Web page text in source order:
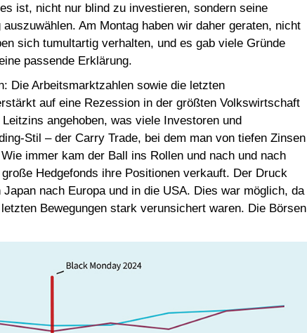
ist, nicht nur blind zu investieren, sondern seine
Am Montag haben wir daher geraten, nicht
sich tumultartig verhalten, und es gab viele Gründe
passende Erklärung.
Die Arbeitsmarktzahlen sowie die letzten
auf eine Rezession in der größten Volkswirtschaft
angehoben, was viele Investoren und
Stil – der Carry Trade, bei dem man von tiefen Zinsen
immer kam der Ball ins Rollen und nach und nach
Hedgefonds ihre Positionen verkauft. Der Druck
nach Europa und in die USA. Dies war möglich, da
Bewegungen stark verunsichert waren. Die Börsen